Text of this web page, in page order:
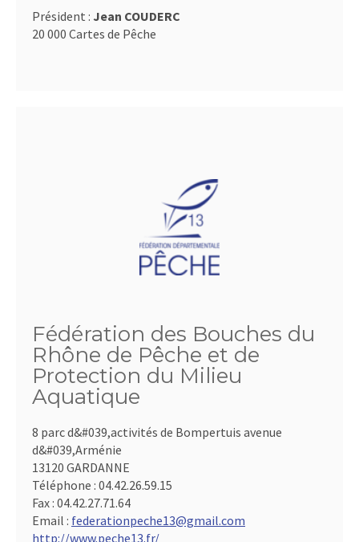
Président : Jean COUDERC
20 000 Cartes de Pêche
Fédération des Bouches du
Rhône de Pêche et de
Protection du Milieu
Aquatique
8 parc d&#039,activités de Bompertuis avenue
d&#039,Arménie
13120 GARDANNE
Téléphone : 04.42.26.59.15
Fax : 04.42.27.71.64
Email : federationpeche13@gmail.com
http://www.peche13.fr/